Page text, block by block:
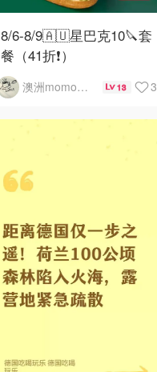
8/6-8/9🇦🇺星巴克10🔪套
餐（41折❗）
澳洲momo爱吃 13 3